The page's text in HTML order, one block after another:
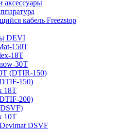
аксессуары
кабель Freezstop
DEVI
150T
18T
30T
(DTIR-150)
150)
18T
200)
10T
DSVF